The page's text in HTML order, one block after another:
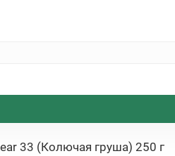
33 (Колючая груша) 250 г